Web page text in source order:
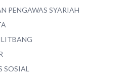
PENGAWAS SYARIAH
SOSIAL